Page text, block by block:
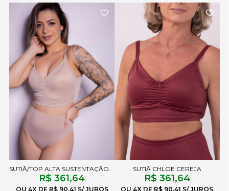
SUTIÃ/TOP ALTA SUSTENTAÇÃO CHLOE LISO CHOCOLATE
R$ 361,64
4X R$ 90,41
SUTIÃ CHLOE CEREJA
R$ 361,64
4X R$ 90,41